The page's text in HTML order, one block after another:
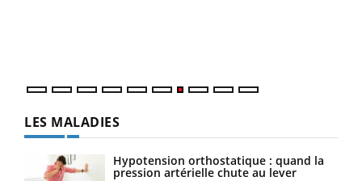
LES MALADIES
Hypotension orthostatique : quand la
pression artérielle chute au lever